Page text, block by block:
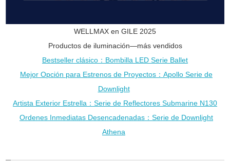
WELLMAX en GILE 2025
Productos de iluminación—más vendidos
Bestseller clásico：Bombilla LED Serie Ballet
Mejor Opción para Estrenos de Proyectos：Apollo Serie de
Downlight
Artista Exterior Estrella：Serie de Reflectores Submarine N130
Ordenes Inmediatas Desencadenadas：Serie de Downlight
Athena